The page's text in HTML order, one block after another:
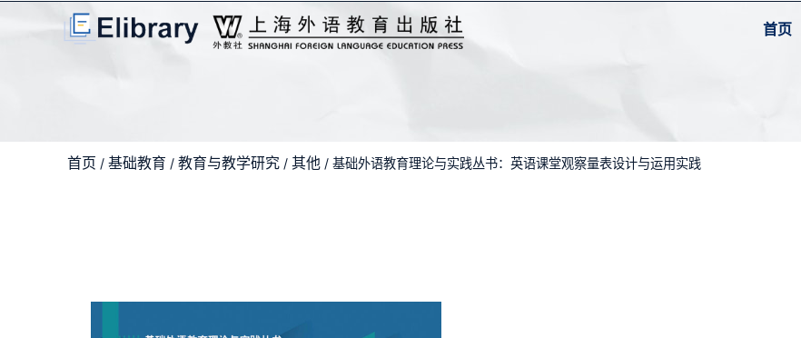
首页
首页 / 基础教育 / 教育与教学研究 / 其他 / 基础外语教育理论与实践丛书：英语课堂观察量表设计与运用实践